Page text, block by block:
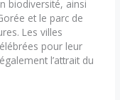
biodiversité, ainsi
et le parc de
Les villes
pour leur
l’attrait du